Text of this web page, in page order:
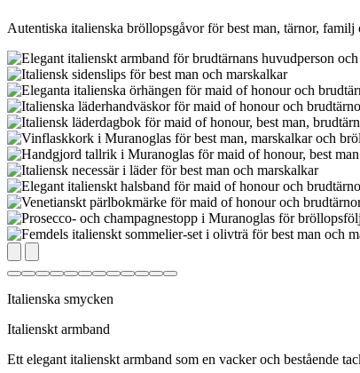
Autentiska italienska bröllopsgåvor för best man, tärnor,
Italienska smycken
Italienskt armband
Ett elegant italienskt armband som en vacker och bestående